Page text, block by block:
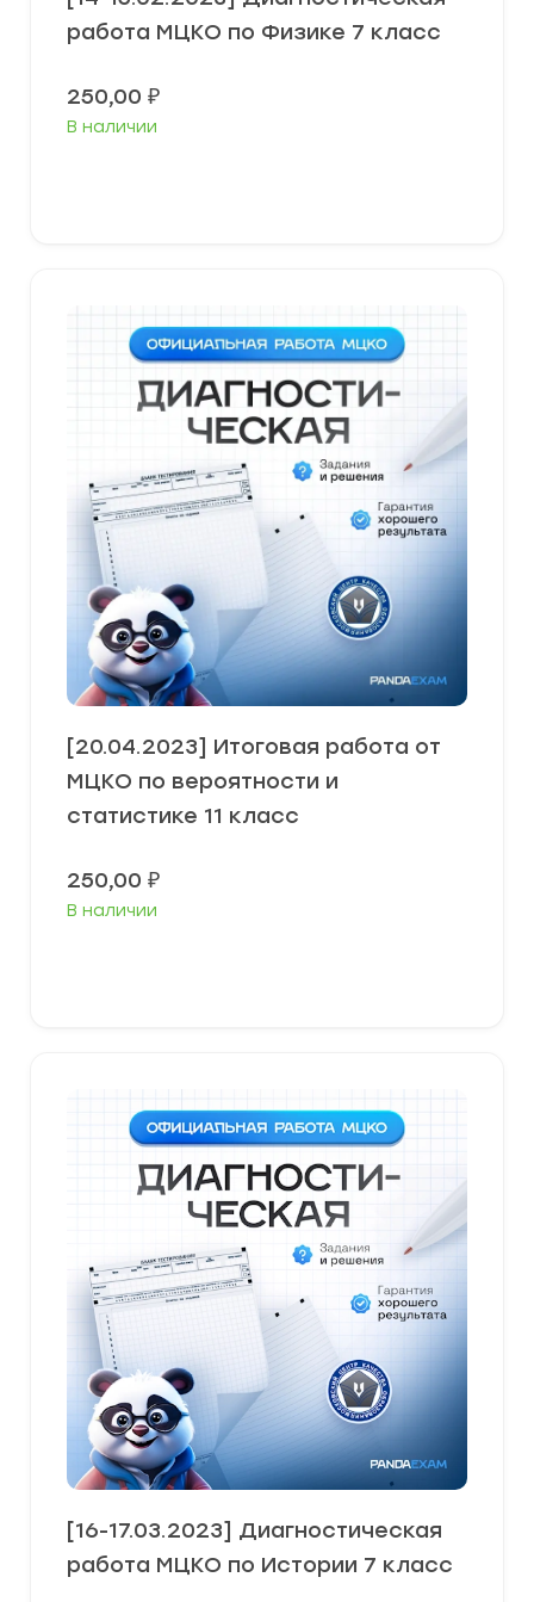
работа МЦКО по Физике 7 класс
250,00 ₽
В наличии
[20.04.2023] Итоговая работа от
МЦКО по вероятности и
статистике 11 класс
250,00 ₽
В наличии
[16-17.03.2023] Диагностическая
работа МЦКО по Истории 7 класс